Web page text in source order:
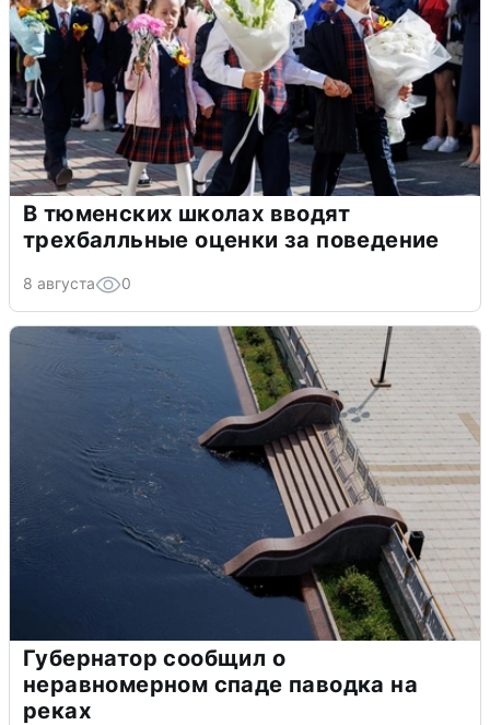
В тюменских школах вводят
трехбалльные оценки за поведение
8 августа 0
Губернатор сообщил о
неравномерном спаде паводка на
реках